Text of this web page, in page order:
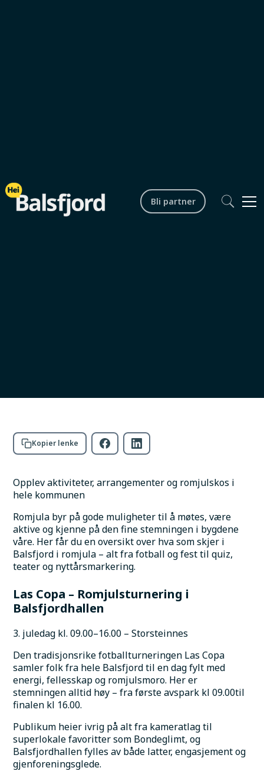
Bli partner
Balsfjord
Kopier lenke
Opplev aktiviteter, arrangementer og romjulskos i
hele kommunen
Romjula byr på gode muligheter til å møtes, være
aktive og kjenne på den fine stemningen i bygdene
våre. Her får du en oversikt over hva som skjer i
Balsfjord i romjula – alt fra fotball og fest til quiz,
teater og nyttårsmarkering.
Las Copa – Romjulsturnering i
Balsfjordhallen
3. juledag kl. 09.00–16.00 – Storsteinnes
Den tradisjonsrike fotballturneringen Las Copa
samler folk fra hele Balsfjord til en dag fylt med
energi, fellesskap og romjulsmoro. Her er
stemningen alltid høy – fra første avspark kl 09.00til
finalen kl 16.00.
Publikum heier ivrig på alt fra kameratlag til
superlokale favoritter som Bondeglimt, og
Balsfjordhallen fylles av både latter, engasjement og
gjenforeningsglede.